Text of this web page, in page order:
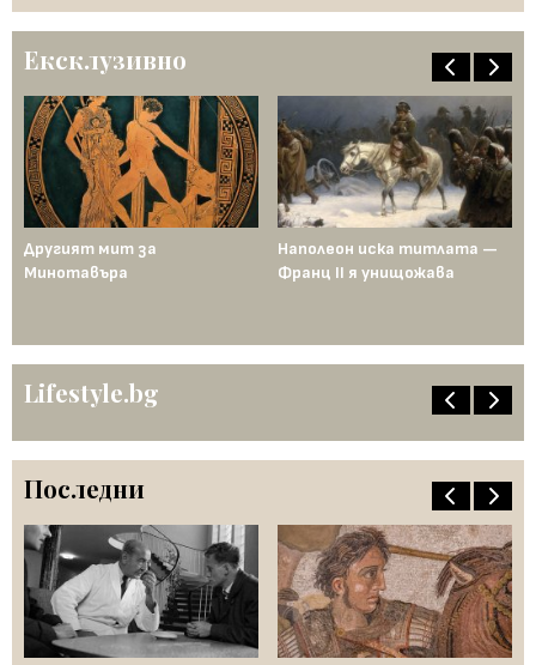
Ексклузивно
Другият мит за
Минотавъра
Наполеон иска титлата —
Франц II я унищожава
Lifestyle.bg
Последни